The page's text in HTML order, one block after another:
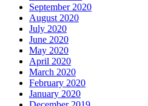
September 2020
August 2020
July 2020
June 2020
May 2020
April 2020
March 2020
February 2020
January 2020